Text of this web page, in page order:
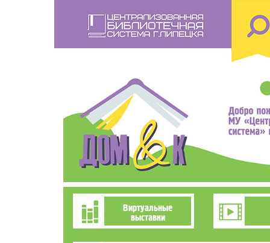
Познавательно-
развлекательное
Виртуальные
выставки